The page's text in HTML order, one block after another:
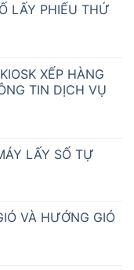
LẤY PHIẾU THỨ
XẾP HÀNG
TIN DỊCH VỤ
LẤY SỐ TỰ
VÀ HƯỚNG GIÓ